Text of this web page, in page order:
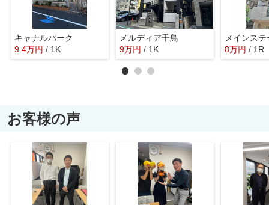
キャナルパーク
9.4万円 / 1K
メルディア千鳥
9万円 / 1K 8万円 / 1R
お客様の声